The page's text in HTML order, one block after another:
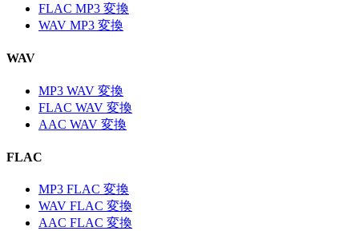
FLAC MP3 変換
WAV MP3 変換
WAV
MP3 WAV 変換
FLAC WAV 変換
AAC WAV 変換
FLAC
MP3 FLAC 変換
WAV FLAC 変換
AAC FLAC 変換